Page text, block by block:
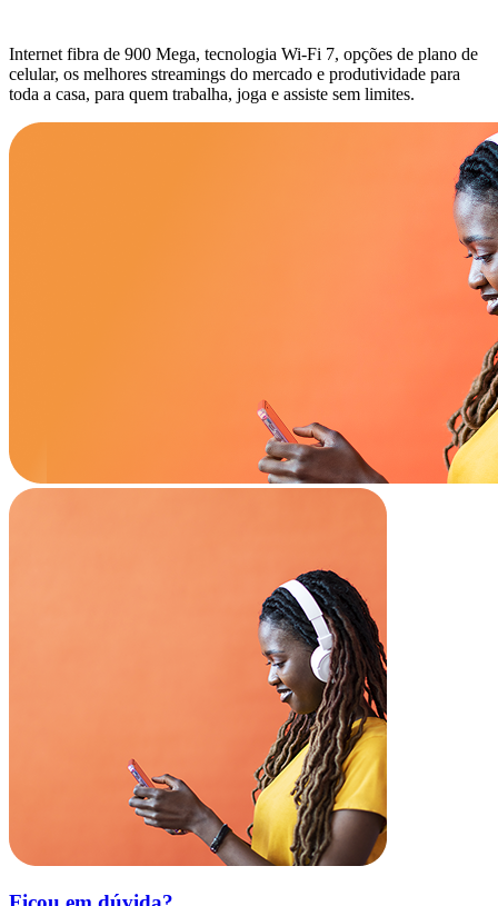
Internet fibra de 900 Mega, tecnologia Wi‑Fi 7, opções de plano de
celular, os melhores streamings do mercado e produtividade para
toda a casa, para quem trabalha, joga e assiste sem limites.